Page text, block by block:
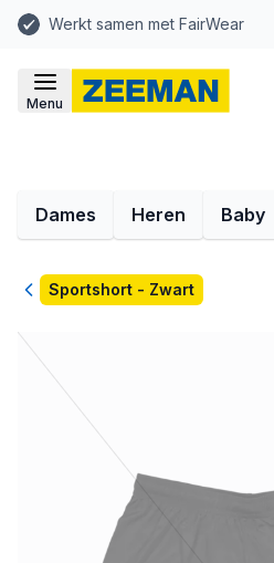
Werkt samen met FairWear
Menu
Dames Heren Baby
TerugSportshort - Zwart